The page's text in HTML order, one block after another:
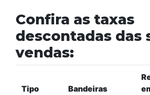
Confira as taxas
descontadas das
vendas:
Tipo Bandeiras